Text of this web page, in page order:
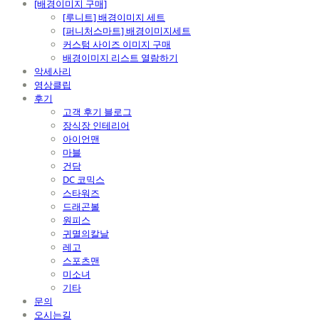
[배경이미지 구매]
[루니트] 배경이미지 세트
[퍼니처스마트] 배경이미지세트
커스텀 사이즈 이미지 구매
배경이미지 리스트 열람하기
악세사리
영상클립
후기
고객 후기 블로그
장식장 인테리어
아이언맨
마블
건담
DC 코믹스
스타워즈
드래곤볼
원피스
귀멸의칼날
레고
스포츠맨
미소녀
기타
문의
오시는길